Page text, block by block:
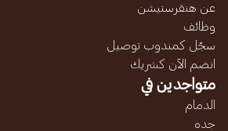
عن هنقرستيشن
وظائف
سجّل كمندوب توصيل
انضم الآن كشريك
متواجدين في
الدمام
جده